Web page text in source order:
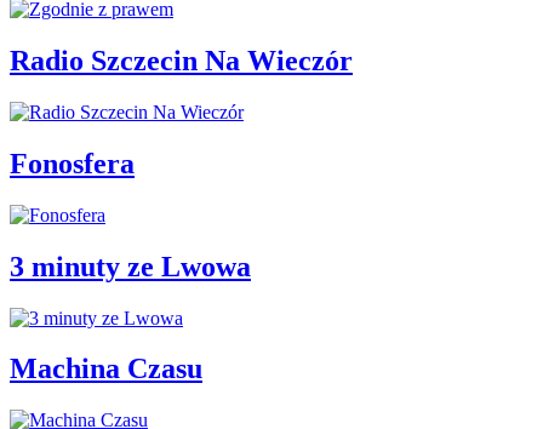
Radio Szczecin Na Wieczór
Fonosfera
3 minuty ze Lwowa
Machina Czasu